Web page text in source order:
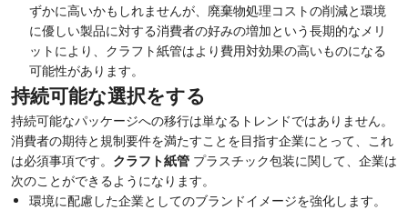
ずかに高いかもしれませんが、廃棄物処理コストの削減と環境
に優しい製品に対する消費者の好みの増加という長期的なメリ
ットにより、クラフト紙管はより費用対効果の高いものになる
可能性があります。
持続可能な選択をする
持続可能なパッケージへの移行は単なるトレンドではありません。
消費者の期待と規制要件を満たすことを目指す企業にとって、これ
は必須事項です。 クラフト紙管 プラスチック包装に関して、企業は
次のことができるようになります。
環境に配慮した企業としてのブランドイメージを強化します。